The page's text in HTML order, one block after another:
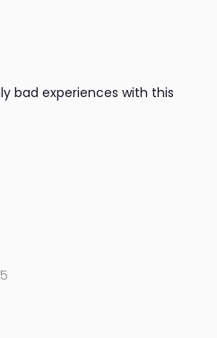
bad experiences with this